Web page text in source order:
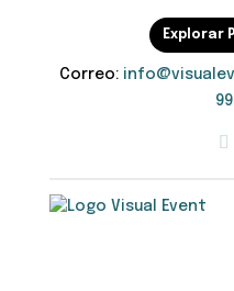
Explorar
Correo: